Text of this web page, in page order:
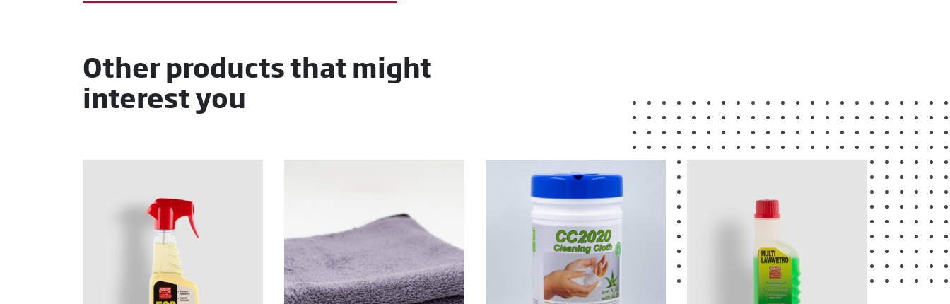
Other products that might
interest you